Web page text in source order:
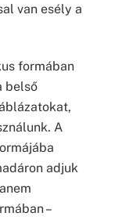
van esély a
formában
belső
A
adjuk
–